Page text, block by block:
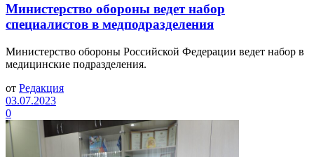
Министерство обороны ведет набор
специалистов в медподразделения
Министерство обороны Российской Федерации ведет набор в
медицинские подразделения.
от Редакция
03.07.2023
0